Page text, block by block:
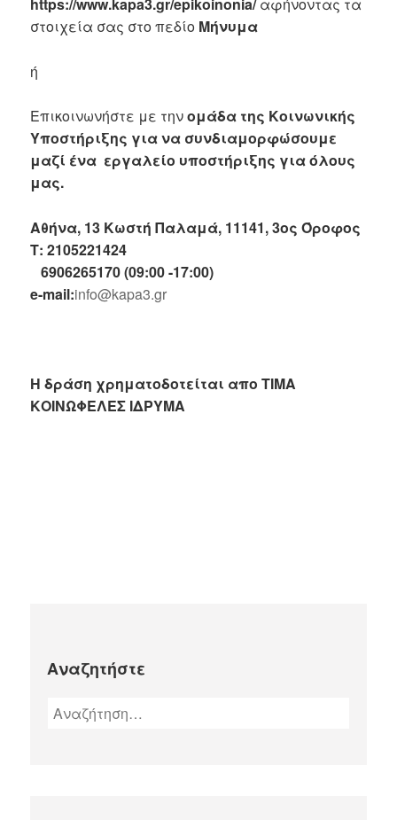
https://www.kapa3.gr/epikoinonia/αφήνοντας τα
στοιχεία σας στο πεδίο Μήνυμα
ή
Επικοινωνήστε με τηνομάδα της Κοινωνικής
Υποστήριξης για να συνδιαμορφώσουμε
μαζί ένα εργαλείο υποστήριξης για όλους
μας.
Αθήνα, 13 Κωστή Παλαμά, 11141, 3ος Όροφος
Τ: 2105221424
6906265170 (09:00 -17:00)
e-mail:info@kapa3.gr
Η δράση χρηματοδοτείται απο ΤΙΜΑ
ΚΟΙΝΩΦΕΛΕΣ ΙΔΡΥΜΑ
Αναζητήστε